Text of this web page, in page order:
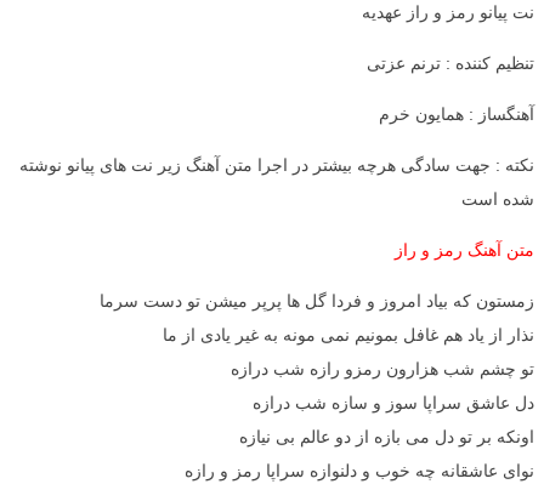
نت پیانو رمز و راز عهدیه
تنظیم کننده : ترنم عزتی
آهنگساز : همایون خرم
نکته : جهت سادگی هرچه بیشتر در اجرا متن آهنگ زیر نت های پیانو نوشته
شده است
متن آهنگ رمز و راز
زمستون که بیاد امروز و فردا گل ها پرپر میشن تو دست سرما
نذار از یاد هم غافل بمونیم نمی مونه به غیر یادی از ما
تو چشم شب هزارون رمزو رازه شب درازه
دل عاشق سراپا سوز و سازه شب درازه
اونکه بر تو دل می بازه از دو عالم بی نیازه
نوای عاشقانه چه خوب و دلنوازه سراپا رمز و رازه